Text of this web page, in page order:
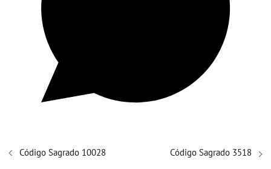
Código Sagrado 10028 Código Sagrado 3518